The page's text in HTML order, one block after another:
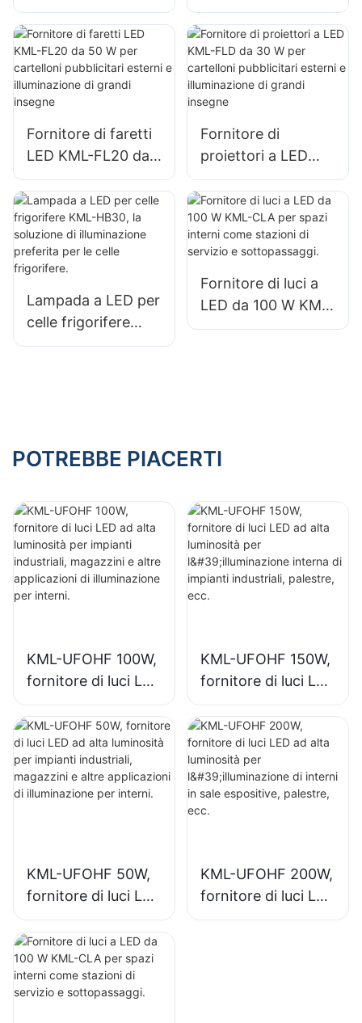
luminosità KML-
HB52 da 100 W per
spazi interni quali
capannoni
industriali e
luminosità KML-
UFOHA da 100 W
per spazi interni
quali capannoni
industriali e
Fornitore di faretti
LED KML-FL20 da
50 W per cartelloni
pubblicitari esterni
e illuminazione di
grandi insegne
Fornitore di
proiettori a LED
KML-FLD da 30 W
per cartelloni
pubblicitari esterni
e illuminazione di
Lampada a LED per
celle frigorifere
KML-HB30, la
Fornitore di luci a
LED da 100 W KML-
CLA per spazi
POTREBBE PIACERTI
KML-UFOHF 100W,
fornitore di luci LED
ad alta luminosità
per impianti
industriali,
magazzini e altre
applicazioni di
KML-UFOHF 150W,
fornitore di luci LED
ad alta luminosità
per l'illuminazione
interna di impianti
industriali, palestre,
ecc.
KML-UFOHF 50W,
fornitore di luci LED
ad alta luminosità
per impianti
industriali,
magazzini e altre
KML-UFOHF 200W,
fornitore di luci LED
ad alta luminosità